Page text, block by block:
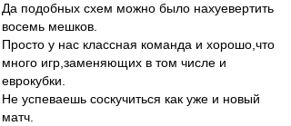
Да подобных схем можно было нахуевертить
восемь мешков.
Просто у нас классная команда и хорошо,что
много игр,заменяющих в том числе и
еврокубки.
Не успеваешь соскучиться как уже и новый
матч.